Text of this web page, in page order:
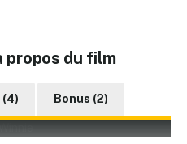
propos du film
Bonus (2)